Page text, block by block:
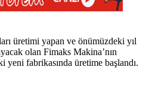
üretimi yapan ve önümüzdeki yıl
olan Fimaks Makina’nın
yeni fabrikasında üretime başlandı.